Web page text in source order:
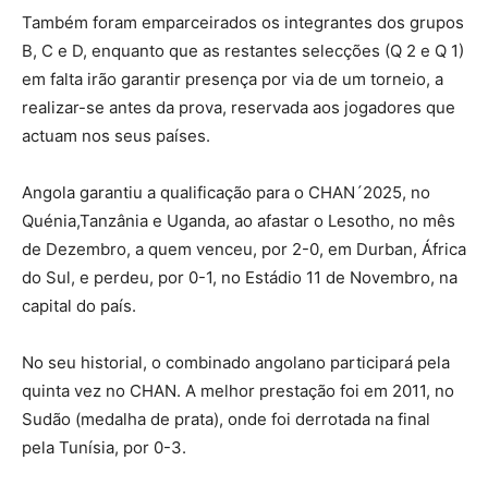
Também foram emparceirados os integrantes dos grupos
B, C e D, enquanto que as restantes selecções (Q 2 e Q 1)
em falta irão garantir presença por via de um torneio, a
realizar-se antes da prova, reservada aos jogadores que
actuam nos seus países.
Angola garantiu a qualificação para o CHAN´2025, no
Quénia,Tanzânia e Uganda, ao afastar o Lesotho, no mês
de Dezembro, a quem venceu, por 2-0, em Durban, África
do Sul, e perdeu, por 0-1, no Estádio 11 de Novembro, na
capital do país.
No seu historial, o combinado angolano participará pela
quinta vez no CHAN. A melhor prestação foi em 2011, no
Sudão (medalha de prata), onde foi derrotada na final
pela Tunísia, por 0-3.